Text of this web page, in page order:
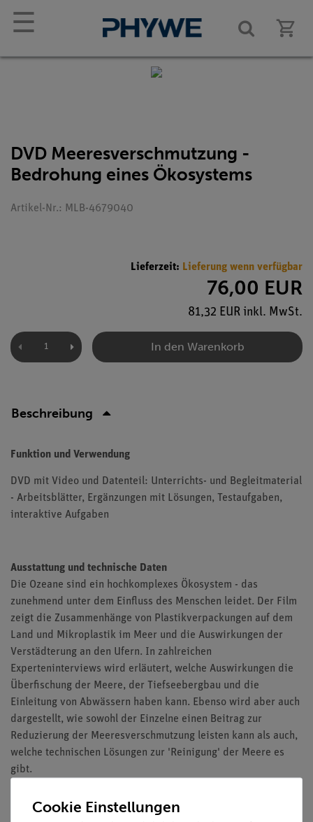
☰
DVD Meeresverschmutzung -
Bedrohung eines Ökosystems
Artikel-Nr.: MLB-4679040
Lieferzeit: Lieferung wenn verfügbar
76,00 EUR
81,32 EUR inkl. MwSt.
In den Warenkorb
Beschreibung
Funktion und Verwendung
DVD mit Video und Datenteil: Unterrichts- und Begleitmaterial
- Arbeitsblätter, Ergänzungen mit Lösungen, Testaufgaben,
interaktive Aufgaben
Ausstattung und technische Daten
Die Ozeane sind ein hochkomplexes Ökosystem - das
zunehmend unter dem Einfluss des Menschen leidet. Der Film
zeigt die Zusammenhänge von Plastikverpackungen auf dem
Land und Mikroplastik im Meer und die Auswirkungen der
Verstädterung an den Ufern. In zahlreichen
Experteninterviews wird erläutert, welche Auswirkungen die
Überfischung der Meere, der Tiefseebergbau und die
Einleitung von Abwässern haben kann. Ebenso wird aber auch
dargestellt, wie sowohl der Einzelne einen Beitrag zur
Reduzierung der Meeresverschmutzung leisten kann als auch,
welche technischen Lösungen zur 'Reinigung' der Meere es
gibt.
Im ausführlichen Datenteil der DVD 105 Seiten Unterrichts-
Cookie Einstellungen